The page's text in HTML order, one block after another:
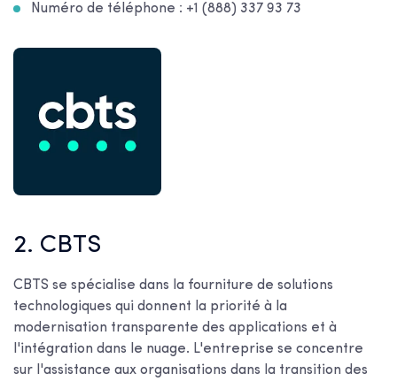
Numéro de téléphone : +1 (888) 337 93 73
2. CBTS
CBTS se spécialise dans la fourniture de solutions
technologiques qui donnent la priorité à la
modernisation transparente des applications et à
l'intégration dans le nuage. L'entreprise se concentre
sur l'assistance aux organisations dans la transition des